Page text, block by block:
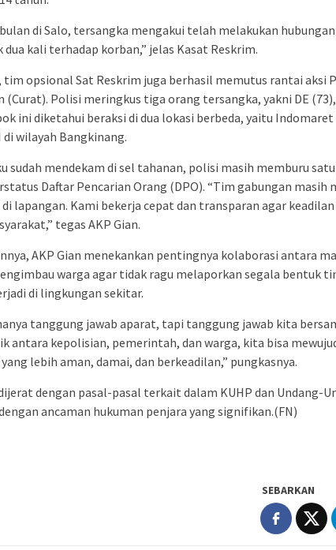
di Salo, tersangka mengakui telah melakukan
kali terhadap korban,” jelas Kasat Reskrim.
tim opsional Sat Reskrim juga berhasil memutus rantai aksi
(Curat). Polisi meringkus tiga orang tersangka, yakni DE (73),
ini diketahui beraksi di dua lokasi berbeda, yaitu Indomaret
di wilayah Bangkinang.
sudah mendekam di sel tahanan, polisi masih memburu
Daftar Pencarian Orang (DPO). “Tim gabungan masih
lapangan. Kami bekerja cepat dan transparan agar
tegas AKP Gian.
AKP Gian menekankan pentingnya kolaborasi antara
warga agar tidak ragu melaporkan segala bentuk
di lingkungan sekitar.
tanggung jawab aparat, tapi tanggung jawab kita
antara kepolisian, pemerintah, dan warga, kita bisa
lebih aman, damai, dan berkeadilan,” pungkasnya.
dengan pasal-pasal terkait dalam KUHP dan Undang-
ancaman hukuman penjara yang signifikan.(FN)
SEBARKAN